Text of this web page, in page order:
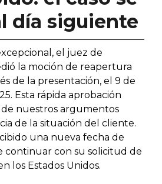
día siguiente
el juez de
la moción de reapertura
de la presentación, el 9 de
Esta rápida aprobación
de nuestros argumentos
de la situación del cliente.
una nueva fecha de
continuar con su solicitud de
los Estados Unidos.